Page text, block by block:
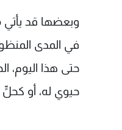
وبعضها قد يأتي
في المدى
حتى هذا اليوم،
حيوي له، أو كحلٍّ